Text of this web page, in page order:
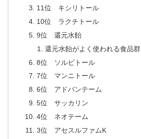
11位 キシリトール
10位 ラクチトール
9位 還元水飴
還元水飴がよく使われる食品群
8位 ソルビトール
7位 マンニトール
6位 アドバンテーム
5位 サッカリン
4位 ネオテーム
3位 アセスルファムK